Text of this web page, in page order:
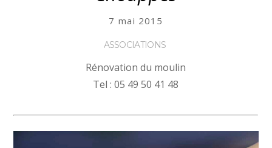
7 mai 2015
ASSOCIATIONS
Rénovation du moulin
Tel : 05 49 50 41 48